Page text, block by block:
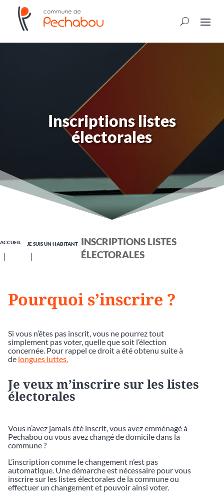
Inscriptions listes
électorales
ACCUEIL JE SUIS UN HABITANT
INSCRIPTIONS LISTES
ÉLECTORALES
Pourquoi s’inscrire ?
Si vous n’êtes pas inscrit, vous ne pourrez tout
simplement pas voter, quelle que soit l’élection
concernée. Pour rappel ce droit a été obtenu suite à
de longues luttes.
Je veux m’inscrire sur les listes
électorales
Vous n’avez jamais été inscrit, vous avez emménagé à
Pechabou ou vous avez changé de domicile dans la
commune ?
L’inscription comme le changement n’est pas
automatique. Une démarche est nécessaire pour vous
inscrire sur les listes électorales de la commune ou
effectuer un changement et pouvoir ainsi voter.